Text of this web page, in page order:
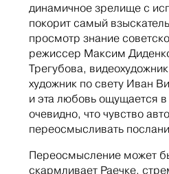
динамичное зрелище с
покорит самый
просмотр знание
режиссер Максим
Трегубова,
художник по свету Иван
и эта любовь ощущается
очевидно, что чувство
переосмысливать
Переосмысление может
скармливает Раечке,